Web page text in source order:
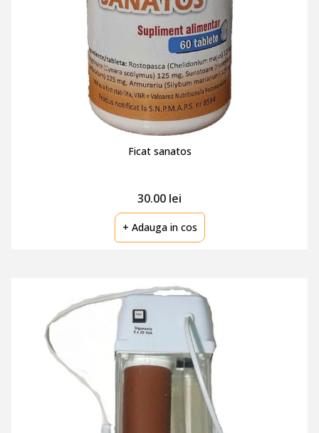
Ficat sanatos
30.00 lei
+ Adauga in cos